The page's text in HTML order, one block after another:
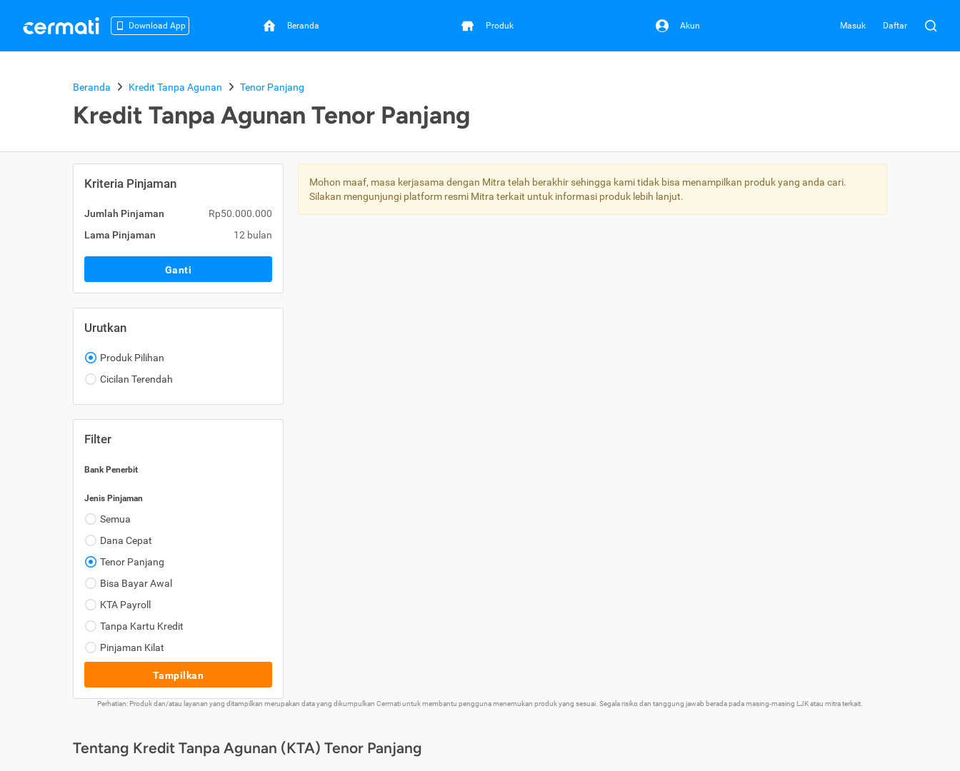
Download App Beranda Produk Akun Masuk Daftar
Beranda Kredit Tanpa Agunan Tenor Panjang
Kredit Tanpa Agunan Tenor Panjang
Kriteria Pinjaman
Jumlah Pinjaman
Rp50.000.000
Lama Pinjaman
12 bulan
Ganti
Urutkan
Produk Pilihan
Cicilan Terendah
Filter
Bank Penerbit
Jenis Pinjaman
Semua
Dana Cepat
Tenor Panjang
Bisa Bayar Awal
KTA Payroll
Tanpa Kartu Kredit
Pinjaman Kilat
Tampilkan
Mohon maaf, masa kerjasama dengan Mitra telah berakhir sehingga kami tidak bisa menampilkan produk yang anda cari.
Silakan mengunjungi platform resmi Mitra terkait untuk informasi produk lebih lanjut.
Perhatian: Produk dan/atau layanan yang ditampilkan merupakan data yang dikumpulkan Cermati untuk membantu pengguna menemukan produk yang sesuai. Segala risiko dan tanggung jawab berada pada masing-masing LJK atau mitra terkait.
Tentang Kredit Tanpa Agunan (KTA) Tenor Panjang